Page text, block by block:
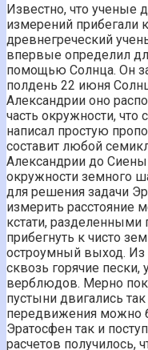
Известно, что ученые
измерений прибегали
древнегреческий
впервые определил
помощью Солнца. Он
полдень 22 июня
Александрии оно
часть окружности, что
написал простую
составит любой
Александрии до Сиены
окружности земного
для решения задачи
измерить
кстати,
прибегнуть к чисто
остроумный выход.
сквозь горячие
верблюдов. Мерно
пустыни двигались
передвижения можно
Эратосфен так и
расчетов получилось,